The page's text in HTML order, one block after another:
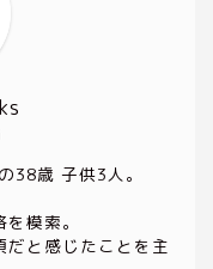
38歳 子供3人。
模索。
と感じたことを主